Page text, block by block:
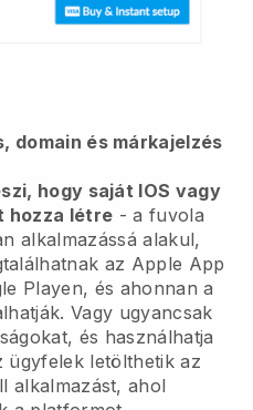
domain és márkajelzés
hogy saját IOS vagy
hozza létre - a fuvola
alkalmazássá alakul,
az Apple App
Playen, és ahonnan a
Vagy ugyancsak
és használhatja
ügyfelek letölthetik az
alkalmazást, ahol